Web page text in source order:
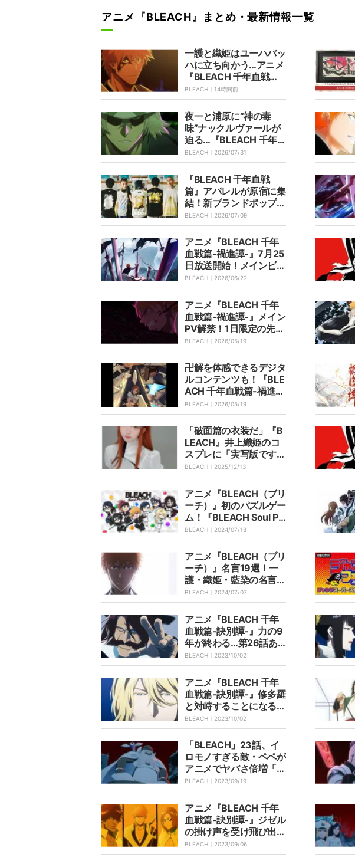
アニメ『BLEACH』まとめ・最新情報一覧
一護と織姫はユーハバッ
ハに立ち向かう…アニメ
『BLEACH 千年血戦篇-
禍進譚-』第43話あらす
じ&先行カット公開
BLEACH｜ 14時間前
夜一と浦原に“神の毒
味”ナックルヴァールが
迫る…『BLEACH 千年
血戦篇-禍進譚-』42話
あらすじ・先行カット解
禁
BLEACH｜ 2026/07/31
『BLEACH 千年血戦
篇』アパレルが原宿に集
結！新ブランドポップア
ップが7月17日より限定
開催
BLEACH｜ 2026/07/09
アニメ『BLEACH 千年
血戦篇-禍進譚-』7月25
日放送開始！メインビジ
ュアル＆OP・ED解禁、
久保帯人氏コメント到着
BLEACH｜ 2026/06/22
アニメ『BLEACH 千年
血戦篇-禍進譚-』メイン
PV解禁！1日限定の先行
上映会や舞台挨拶も決定
BLEACH｜ 2026/05/19
卍解を体感できるデジタ
ルコンテンツも！『BLE
ACH 千年血戦篇-禍進
譚-』特別展示が5月30
日から開催
BLEACH｜ 2026/05/19
「破面篇の衣装だ」『B
LEACH』井上織姫のコ
スプレに「実写版ですね
凄っ」「完成度たかい」
と反響
BLEACH｜ 2025/12/13
アニメ『BLEACH（ブリ
ーチ）』初のパズルゲー
ム！『BLEACH Soul Pu
zzle』のグローバル配信
が2024年内に決定、事
前登録も開始
BLEACH｜ 2024/07/18
アニメ『BLEACH（ブリ
ーチ）』名言19選！一
護・織姫・藍染の名言が
かっこいい！
BLEACH｜ 2024/07/07
アニメ『BLEACH 千年
血戦篇-訣別譚-』力の9
年が終わる…第26話あ
らすじと先行カット公開
BLEACH｜ 2023/10/02
アニメ『BLEACH 千年
血戦篇-訣別譚-』修多羅
と対峙することになる雨
⻯…第25話あらすじと
先行カット公開
BLEACH｜ 2023/10/02
「BLEACH」23話、イ
ロモノすぎる敵・ペペが
アニメでヤバさ倍増「ハ
ート汚くて草」「専用B
GM持ちなの」と反響
BLEACH｜ 2023/09/19
アニメ『BLEACH 千年
血戦篇-訣別譚-』ジゼル
の掛け声を受け飛び出し
てきたのは…第22話あ
らすじと先行カット公開
BLEACH｜ 2023/09/06